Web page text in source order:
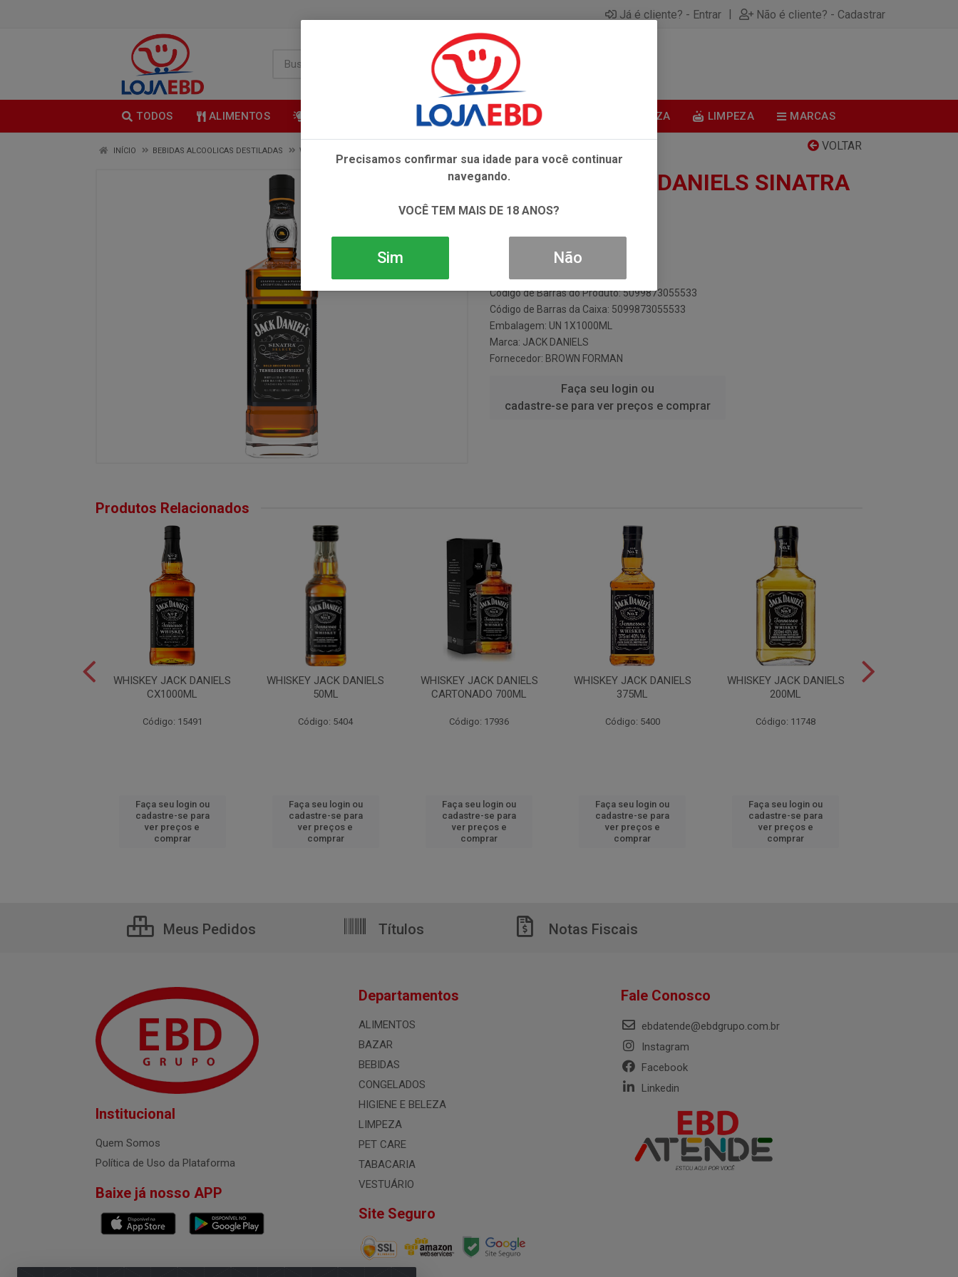
Já é cliente? - Entrar | Não é cliente? - Cadastrar
TODOS ALIMENTOS BEBIDAS CONGELADOS HIGIENE E BELEZA LIMPEZA MARCAS
VOLTAR
INÍCIO BEBIDAS ALCOOLICAS DESTILADAS WHISKY
WHISKEY JACK DANIELS SINATRA
1000ML
Código: 5401
Código de Barras do Produto: 5099873055533
Código de Barras da Caixa: 5099873055533
Embalagem: UN 1X1000ML
Marca: JACK DANIELS
Fornecedor: BROWN FORMAN
Faça seu login ou
cadastre-se para ver preços e comprar
Produtos Relacionados
WHISKEY JACK DANIELS
CX1000ML
Código: 15491
Faça seu login ou
cadastre-se para
ver preços e
comprar
WHISKEY JACK DANIELS
50ML
Código: 5404
Faça seu login ou
cadastre-se para
ver preços e
comprar
WHISKEY JACK DANIELS
CARTONADO 700ML
Código: 17936
Faça seu login ou
cadastre-se para
ver preços e
comprar
WHISKEY JACK DANIELS
375ML
Código: 5400
Faça seu login ou
cadastre-se para
ver preços e
comprar
WHISKEY JACK DANIELS
200ML
Código: 11748
Faça seu login ou
cadastre-se para
ver preços e
comprar
Meus Pedidos Títulos Notas Fiscais
Institucional
Quem Somos
Política de Uso da Plataforma
Baixe já nosso APP
Departamentos
ALIMENTOS
BAZAR
BEBIDAS
CONGELADOS
HIGIENE E BELEZA
LIMPEZA
PET CARE
TABACARIA
VESTUÁRIO
Site Seguro
Fale Conosco
ebdatende@ebdgrupo.com.br
Instagram
Facebook
Linkedin
Precisamos confirmar sua idade para você continuar
navegando.
VOCÊ TEM MAIS DE 18 ANOS?
Sim Não